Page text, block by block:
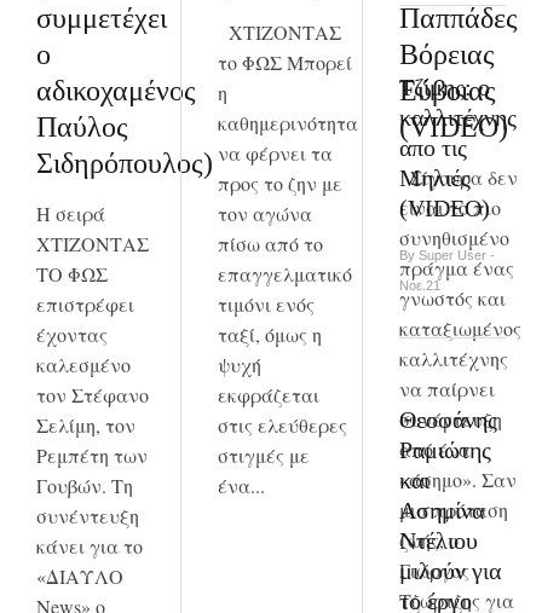
συμμετέχει
ο
αδικοχαμένος
Παύλος
Σιδηρόπουλος)
H σειρά
ΧΤΙΖΟΝΤΑΣ
ΤΟ ΦΩΣ
επιστρέφει
έχοντας
καλεσμένο
τον Στέφανο
Σελίμη, τον
Ρεμπέτη των
Γουβών. Τη
συνέντευξη
κάνει για το
«ΔΙΑΥΛΟ
News» ο
ΧΤΙΖΟΝΤΑΣ
το ΦΩΣ Μπορεί
η
καθημερινότητα
να φέρνει τα
προς το ζην με
τον αγώνα
πίσω από το
επαγγελματικό
τιμόνι ενός
ταξί, όμως η
ψυχή
εκφράζεται
στις ελεύθερες
στιγμές με
ένα...
Παππάδες
Βόρειας
Εύβοιας
(VIDEO)
Σίγουρα δεν
είναι το πιο
συνηθισμένο
πράγμα ένας
γνωστός και
καταξιωμένος
καλλιτέχνης
να παίρνει
συνέντευξη
από ένα
«άσημο». Σαν
μια πρόταση
ζωής, ο
Γιώργος
Τζώρτζης για
Τζίμης: ο
καλλιτέχνης
απο τις
Μηλιές
(VIDEO)
By Super User -
Νοε.21
Θεοφάνης
Ραμιώτης
και
Ασημίνα
Ντέλιου
μιλούν για
το έργο